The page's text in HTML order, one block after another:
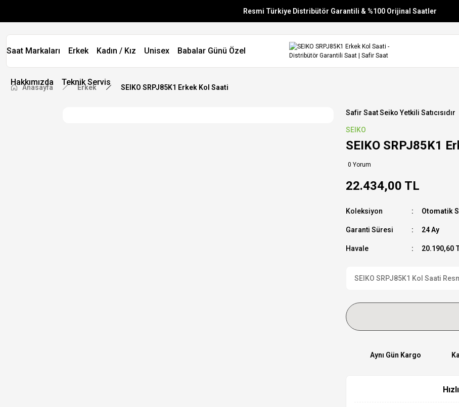
Resmi Türkiye Distribütör Garantili & %100 Orijinal Saatler
Vade Farksız 6 Taksit
Aynı Gün Stoktan Gönderim
Saat Markaları Erkek Kadın / Kız Unisex Babalar Günü Özel
Hakkımızda Teknik Servis
Anasayfa Erkek SEIKO SRPJ85K1 Erkek Kol Saati
Safir Saat Seiko Yetkili Satıcısıdır
SEIKO
SEIKO SRPJ85K1
0 Yorum
22.434,00 TL
Koleksiyon Otomatik
Garanti Süresi 24 Ay
Havale 20.190,60
SEIKO SRPJ85K1 Kol Saati
Aynı Gün Kargo